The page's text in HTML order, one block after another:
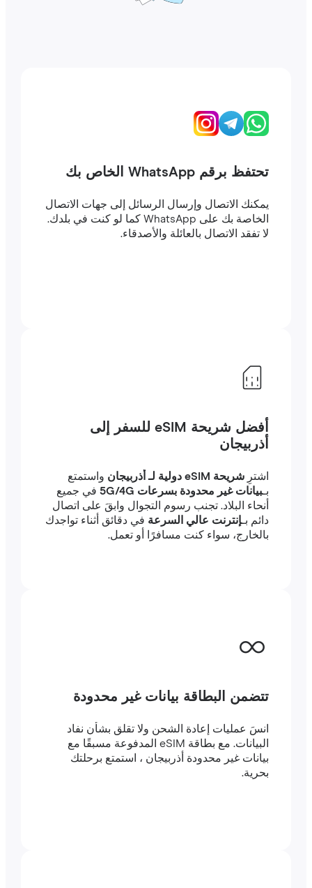
تحتفظ برقم WhatsApp الخاص بك
يمكنك الاتصال وإرسال الرسائل إلى جهات الاتصال
الخاصة بك على WhatsApp كما لو كنت في بلدك.
لا تفقد الاتصال بالعائلة والأصدقاء.
أفضل شريحة eSIM للسفر إلى
أذربيجان
شريحة eSIM دولية لـ أذربيجان
واستمتع
بيانات غير محدودة بسرعات 5G/4G
في جميع
أنحاء البلاد. تجنب رسوم التجوال وابقَ على اتصال
إنترنت عالي السرعةفي دقائق أثناء تواجدك
بالخارج، سواء كنت مسافرًا أو تعمل.
تتضمن البطاقة بيانات غير محدودة
انسَ عمليات إعادة الشحن ولا تقلق بشأن نفاد
البيانات. مع بطاقة eSIM المدفوعة مسبقًا مع
بيانات غير محدودة أذربيجان ، استمتع برحلتك